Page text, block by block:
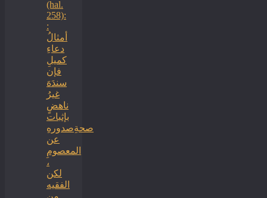
(hal.
258):
:
أمثالُ
دعاءِ
كميلِ
فإن
سندَهَ
غيرُ
ناهضٍ
بإثبات
صحةِصدورهِ
عن
المعصومِ
،
لكن
الفقيه